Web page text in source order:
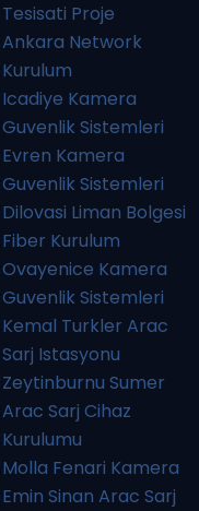
Tesisati Proje
Ankara Network
Kurulum
Icadiye Kamera
Guvenlik Sistemleri
Evren Kamera
Guvenlik Sistemleri
Dilovasi Liman Bolgesi
Fiber Kurulum
Ovayenice Kamera
Guvenlik Sistemleri
Kemal Turkler Arac
Sarj Istasyonu
Zeytinburnu Sumer
Arac Sarj Cihaz
Kurulumu
Molla Fenari Kamera
Emin Sinan Arac Sarj